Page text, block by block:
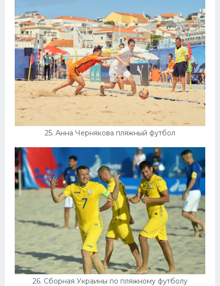
25. Анна Чернякова пляжный футбол
26. Сборная Украины по пляжному футболу